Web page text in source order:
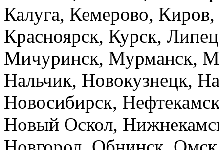
Калуга, Кемерово,
Красноярск, Курск,
Мичуринск, Мурманск,
Нальчик, Новокузнецк,
Новосибирск,
Новый Оскол,